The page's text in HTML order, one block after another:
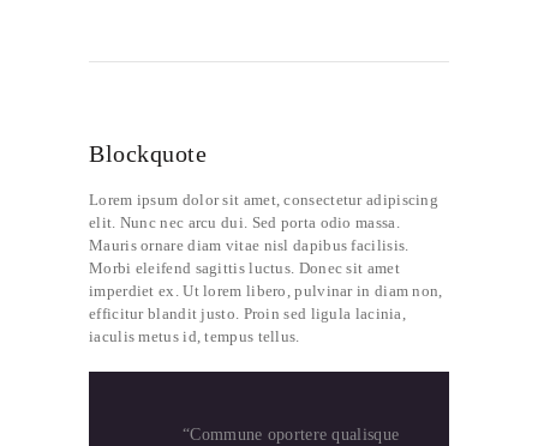
Blockquote
Lorem ipsum dolor sit amet, consectetur adipiscing
elit. Nunc nec arcu dui. Sed porta odio massa.
Mauris ornare diam vitae nisl dapibus facilisis.
Morbi eleifend sagittis luctus. Donec sit amet
imperdiet ex. Ut lorem libero, pulvinar in diam non,
efficitur blandit justo. Proin sed ligula lacinia,
iaculis metus id, tempus tellus.
“Commune oportere qualisque